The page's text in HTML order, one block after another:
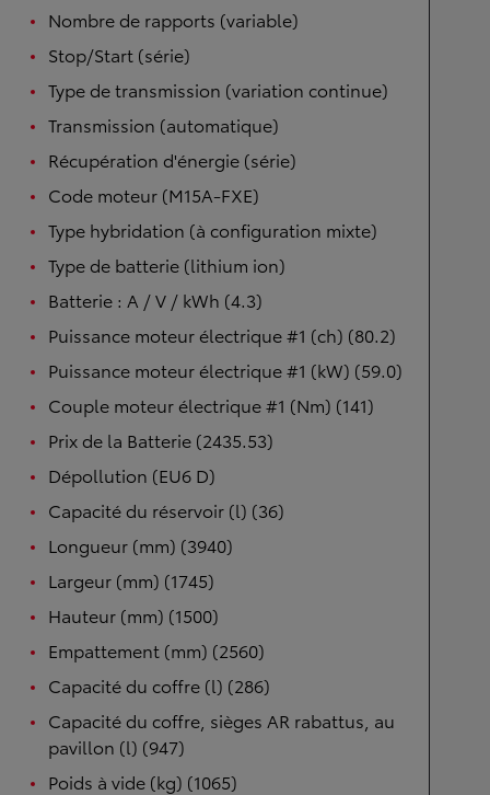
Nombre de rapports (variable)
Stop/Start (série)
Type de transmission (variation continue)
Transmission (automatique)
Récupération d'énergie (série)
Code moteur (M15A-FXE)
Type hybridation (à configuration mixte)
Type de batterie (lithium ion)
Batterie : A / V / kWh (4.3)
Puissance moteur électrique #1 (ch) (80.2)
Puissance moteur électrique #1 (kW) (59.0)
Couple moteur électrique #1 (Nm) (141)
Prix de la Batterie (2435.53)
Dépollution (EU6 D)
Capacité du réservoir (l) (36)
Longueur (mm) (3940)
Largeur (mm) (1745)
Hauteur (mm) (1500)
Empattement (mm) (2560)
Capacité du coffre (l) (286)
Capacité du coffre, sièges AR rabattus, au
pavillon (l) (947)
Poids à vide (kg) (1065)